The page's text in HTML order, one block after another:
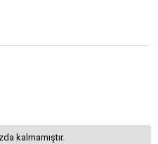
kalmamıştır.